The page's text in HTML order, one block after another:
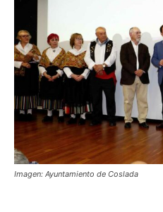
Imagen: Ayuntamiento de Coslada